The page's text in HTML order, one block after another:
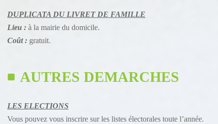
DUPLICATA DU LIVRET DE FAMILLE
Lieu : à la mairie du domicile.
Coût : gratuit.
AUTRES DEMARCHES
LES ELECTIONS
Vous pouvez vous inscrire sur les listes électorales toute l’année.